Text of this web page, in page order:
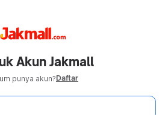
Akun Jakmall
punya akun?Daftar